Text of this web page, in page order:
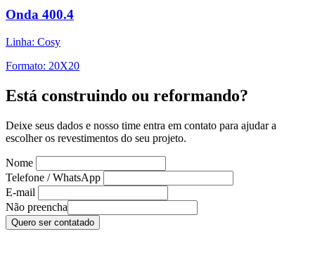
Onda 400.4
Linha: Cosy
Formato: 20X20
Está construindo ou reformando?
Deixe seus dados e nosso time entra em contato para ajudar a
escolher os revestimentos do seu projeto.
Nome
Telefone / WhatsApp
E-mail
Não preencha
Quero ser contatado